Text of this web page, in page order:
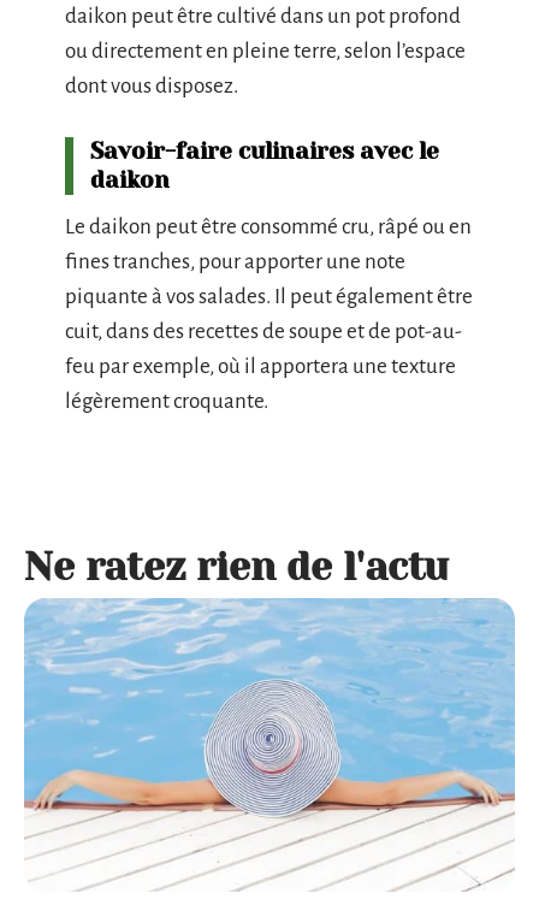
daikon peut être cultivé dans un pot profond
ou directement en pleine terre, selon l’espace
dont vous disposez.
Savoir-faire culinaires avec le
daikon
Le daikon peut être consommé cru, râpé ou en
fines tranches, pour apporter une note
piquante à vos salades. Il peut également être
cuit, dans des recettes de soupe et de pot-au-
feu par exemple, où il apportera une texture
légèrement croquante.
Ne ratez rien de l'actu